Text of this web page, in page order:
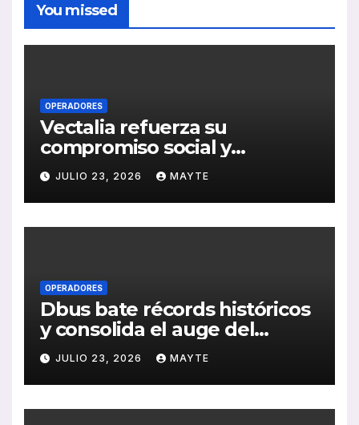
You missed
OPERADORES
Vectalia refuerza su
compromiso social y
medioambiental con la
publicación de su Memoria
de RSC 2025
JULIO 23, 2026 MAYTE
OPERADORES
Dbus bate récords históricos
y consolida el auge del
transporte público en San
Sebastián
JULIO 23, 2026 MAYTE